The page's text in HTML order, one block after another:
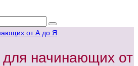
для начинающих от